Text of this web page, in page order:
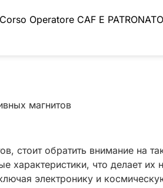
Corso Operatore CAF E PATRONATO
магнитов
стоит обратить внимание на
характеристики, что делает
электронику и